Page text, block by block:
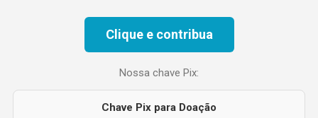
Clique e contribua
Nossa chave Pix:
Chave Pix para Doação